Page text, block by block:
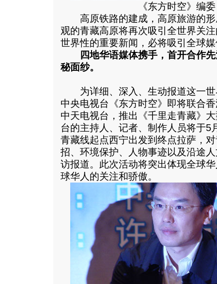
《东方时空》编
高原铁路的建成，高原旅游的形
观的青藏高原将再次吸引全世界关
世界性的重要新闻，必将吸引全球
四地华语媒体携手，首开合作
秘面纱。
为详细、深入、生动报道这一世
中央电视台《东方时空》即将联合
中天电视台，推出《千里走青藏》
台的主持人、记者、制作人员将于5
青藏线起点西宁出发到终点拉萨，
招、环境保护、人物事迹以及沿途
访报道。此次活动将突出体现全球
球华人的关注和骄傲。